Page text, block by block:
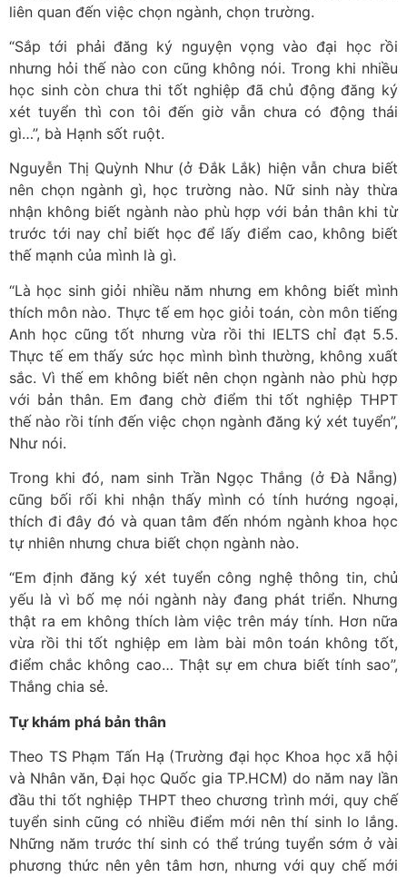
liên quan đến việc chọn ngành, chọn trường.
“Sắp tới phải đăng ký nguyện vọng vào đại học rồi
nhưng hỏi thế nào con cũng không nói. Trong khi nhiều
học sinh còn chưa thi tốt nghiệp đã chủ động đăng ký
xét tuyển thì con tôi đến giờ vẫn chưa có động thái
gì…”, bà Hạnh sốt ruột.
Nguyễn Thị Quỳnh Như (ở Đắk Lắk) hiện vẫn chưa biết
nên chọn ngành gì, học trường nào. Nữ sinh này thừa
nhận không biết ngành nào phù hợp với bản thân khi từ
trước tới nay chỉ biết học để lấy điểm cao, không biết
thế mạnh của mình là gì.
“Là học sinh giỏi nhiều năm nhưng em không biết mình
thích môn nào. Thực tế em học giỏi toán, còn môn tiếng
Anh học cũng tốt nhưng vừa rồi thi IELTS chỉ đạt 5.5.
Thực tế em thấy sức học mình bình thường, không xuất
sắc. Vì thế em không biết nên chọn ngành nào phù hợp
với bản thân. Em đang chờ điểm thi tốt nghiệp THPT
thế nào rồi tính đến việc chọn ngành đăng ký xét tuyển”,
Như nói.
Trong khi đó, nam sinh Trần Ngọc Thắng (ở Đà Nẵng)
cũng bối rối khi nhận thấy mình có tính hướng ngoại,
thích đi đây đó và quan tâm đến nhóm ngành khoa học
tự nhiên nhưng chưa biết chọn ngành nào.
“Em định đăng ký xét tuyển công nghệ thông tin, chủ
yếu là vì bố mẹ nói ngành này đang phát triển. Nhưng
thật ra em không thích làm việc trên máy tính. Hơn nữa
vừa rồi thi tốt nghiệp em làm bài môn toán không tốt,
điểm chắc không cao… Thật sự em chưa biết tính sao”,
Thắng chia sẻ.
Tự khám phá bản thân
Theo TS Phạm Tấn Hạ (Trường đại học Khoa học xã hội
và Nhân văn, Đại học Quốc gia TP.HCM) do năm nay lần
đầu thi tốt nghiệp THPT theo chương trình mới, quy chế
tuyển sinh cũng có nhiều điểm mới nên thí sinh lo lắng.
Những năm trước thí sinh có thể trúng tuyển sớm ở vài
phương thức nên yên tâm hơn, nhưng với quy chế mới